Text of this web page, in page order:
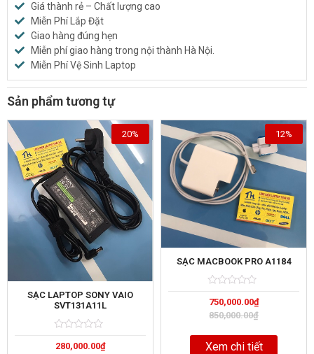
Giá thành rẻ – Chất lượng cao
Miễn Phí Lắp Đặt
Giao hàng đúng hẹn
Miễn phí giao hàng trong nội thành Hà Nội.
Miễn Phí Vệ Sinh Laptop
Sản phẩm tương tự
SẠC LAPTOP SONY VAIO
SVT131A11L
0
280,000.00₫
20%
SẠC MACBOOK PRO A1184
0
out
of
850,000.00₫
750,000.00₫
12%
Xem chi tiết